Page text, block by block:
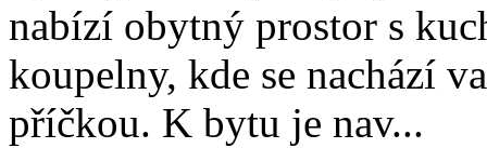
nabízí obytný prostor s
koupelny, kde se nachází
příčkou. K bytu je nav...